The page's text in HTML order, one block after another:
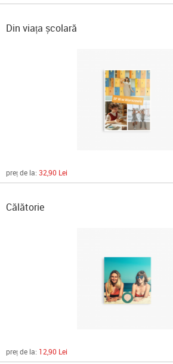
Din viața școlară
preț de la: 32,90 Lei
Călătorie
preț de la: 12,90 Lei